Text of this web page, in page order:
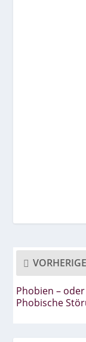
VORHERIGE
Phobien – oder
Phobische